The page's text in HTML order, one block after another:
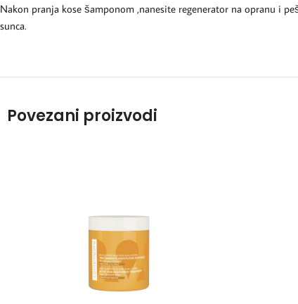
Nakon pranja kose šamponom ,nanesite regenerator na opranu i
sunca.
Povezani proizvodi